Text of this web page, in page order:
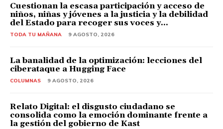
Cuestionan la escasa participación y acceso de
niños, niñas y jóvenes a la justicia y la debilidad
del Estado para recoger sus voces y...
TODA TU MAÑANA 9 AGOSTO, 2026
La banalidad de la optimización: lecciones del
ciberataque a Hugging Face
COLUMNAS 9 AGOSTO, 2026
Relato Digital: el disgusto ciudadano se
consolida como la emoción dominante frente a
la gestión del gobierno de Kast